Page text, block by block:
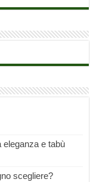
eleganza e tabù
scegliere?